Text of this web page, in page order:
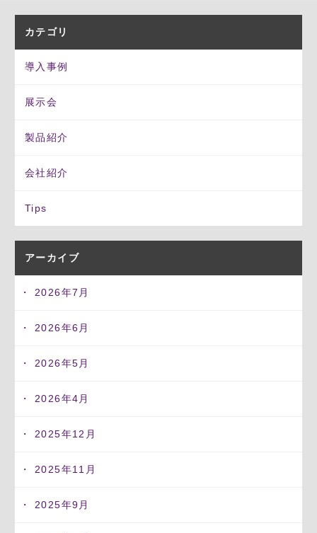
カテゴリ
導入事例
展示会
製品紹介
会社紹介
Tips
アーカイブ
2026年7月
2026年6月
2026年5月
2026年4月
2025年12月
2025年11月
2025年9月